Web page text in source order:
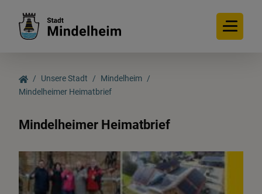
Unsere Stadt
Mindelheim
Stadtentwicklung &
Unsere Stadt
Mindelheim
Mindelheimer Heimatbrief
Mindelheimer Heimatbrief